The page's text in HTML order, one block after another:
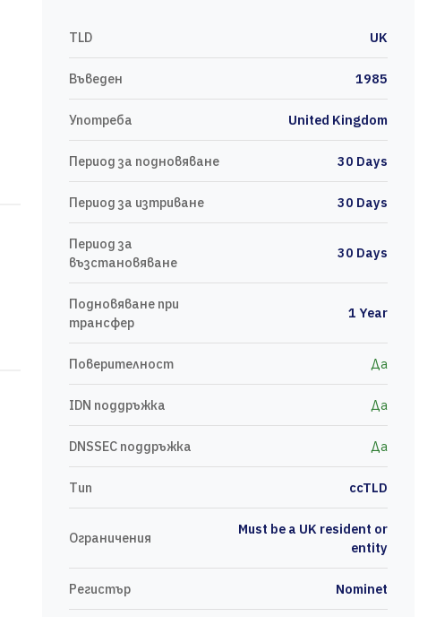
TLD UK
Въведен 1985
Употреба United Kingdom
Период за подновяване 30 Days
Период за изтриване 30 Days
Период за
възстановяване
30 Days
Подновяване при
трансфер
1 Year
Поверителност Да
IDN поддръжка Да
DNSSEC поддръжка Да
Тип ccTLD
Ограничения
Must be a UK resident or
entity
Регистър Nominet